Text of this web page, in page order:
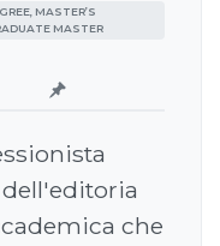
MASTER’S
MASTER
che